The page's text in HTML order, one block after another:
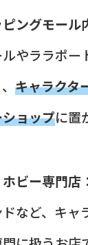
ングモール
やララポー
キャラクタ
ョップに置
ビー専門店：
など、キャ